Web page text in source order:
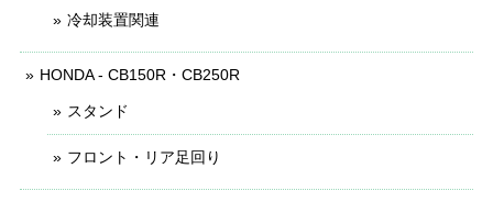
冷却装置関連
HONDA - CB150R・CB250R
スタンド
フロント・リア足回り